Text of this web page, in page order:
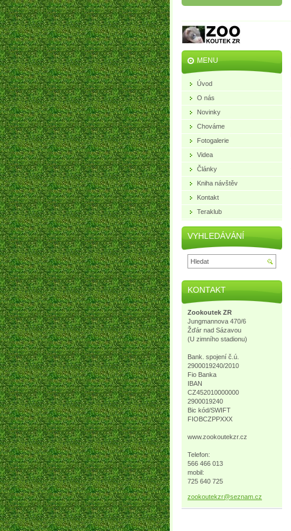
MENU
Úvod
O nás
Novinky
Chováme
Fotogalerie
Videa
Články
Kniha návštěv
Kontakt
Teraklub
VYHLEDÁVÁNÍ
KONTAKT
Zookoutek ZR
Jungmannova 470/6
Žďár nad Sázavou
(U zimního stadionu)
Bank. spojení č.ú.
2900019240/2010
Fio Banka
IBAN
CZ452010000000
2900019240
Bic kód/SWIFT
FIOBCZPPXXX
www.zookoutekzr.cz
Telefon:
566 466 013
mobil:
725 640 725
zookoutekzr@seznam.cz